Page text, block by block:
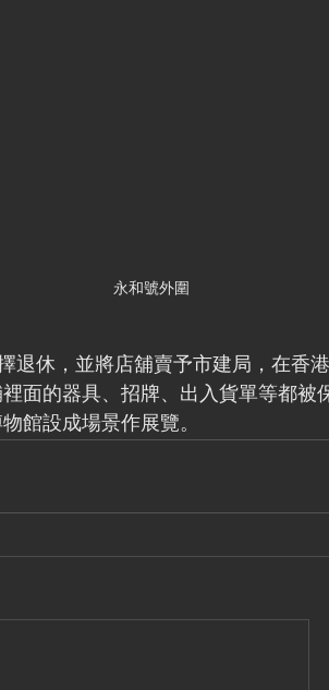
永和號外圍
退休，並將店舖賣予市建局，在香
面的器具、招牌、出入貨單等都被
館設成場景作展覽。